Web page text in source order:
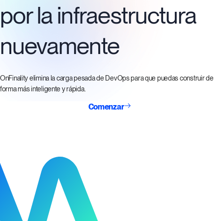
por la infraestructura
nuevamente
OnFinality elimina la carga pesada de DevOps para que puedas construir de
forma más inteligente y rápida.
Comenzar